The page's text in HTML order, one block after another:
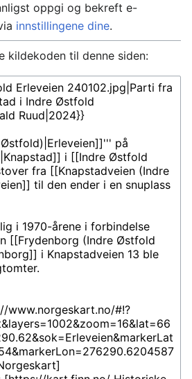
oppgi og bekreft e-
innstillingene dine.
kildekoden til denne siden: